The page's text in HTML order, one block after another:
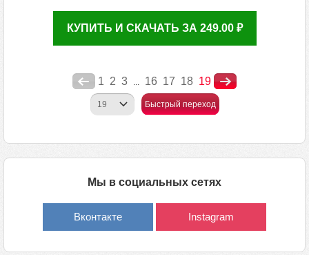
КУПИТЬ И СКАЧАТЬ ЗА 249.00 ₽
1 2 3 ... 16 17 18 19
Быстрый переход
Мы в социальных сетях
Вконтакте Instagram